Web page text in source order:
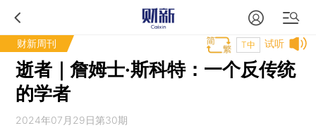
财新周刊 试听
T中
逝者｜詹姆士·斯科特：一个反传统
的学者
2024年07月29日第30期